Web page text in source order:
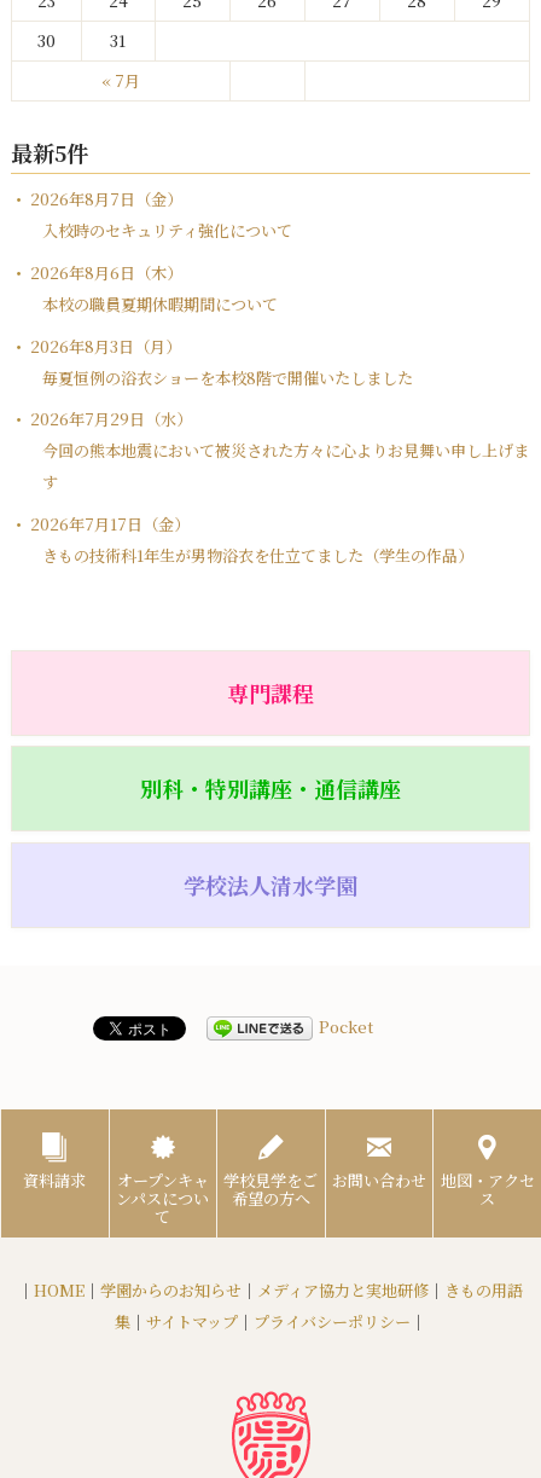
« 7月
30
31
最新5件
2026年8月7日（金）
入校時のセキュリティ強化について
2026年8月6日（木）
本校の職員夏期休暇期間について
2026年8月3日（月）
毎夏恒例の浴衣ショーを本校8階で開催いたしました
2026年7月29日（水）
今回の熊本地震において被災された方々に心よりお見舞い申し上げま
す
2026年7月17日（金）
きもの技術科1年生が男物浴衣を仕立てました（学生の作品）
専門課程
別科・特別講座・通信講座
学校法人清水学園
Pocket
資料請求 オープンキャ
ンパスについ
て
学校見学をご
希望の方へ
お問い合わせ 地図・アクセ
ス
｜ HOME ｜ 学園からのお知らせ ｜ メディア協力と実地研修 ｜ きもの用語
集 ｜ サイトマップ ｜ プライバシーポリシー ｜